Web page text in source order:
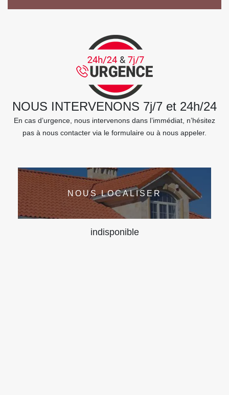
NOUS INTERVENONS 7j/7 et 24h/24
En cas d’urgence, nous intervenons dans l’immédiat, n’hésitez
pas à nous contacter via le formulaire ou à nous appeler.
NOUS LOCALISER
indisponible